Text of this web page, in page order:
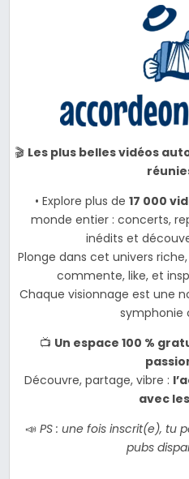
🎬 Les plus belles vidéos
• Explore plus de 17 000
monde entier : concerts,
inédits et
Plonge dans cet univers
commente, like, et
Chaque visionnage est une
symphonie
📺 Un espace 100 %
Découvre, partage, vibre :
avec
📣 PS : une fois inscrit(e), tu
pubs